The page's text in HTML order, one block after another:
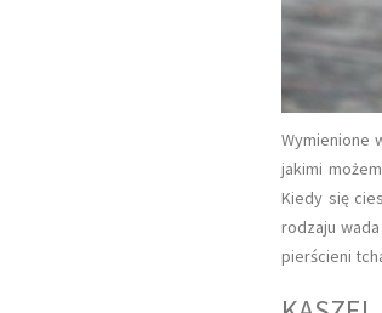
Wymienione
jakimi
Kiedy się
rodzaju
pierścieni